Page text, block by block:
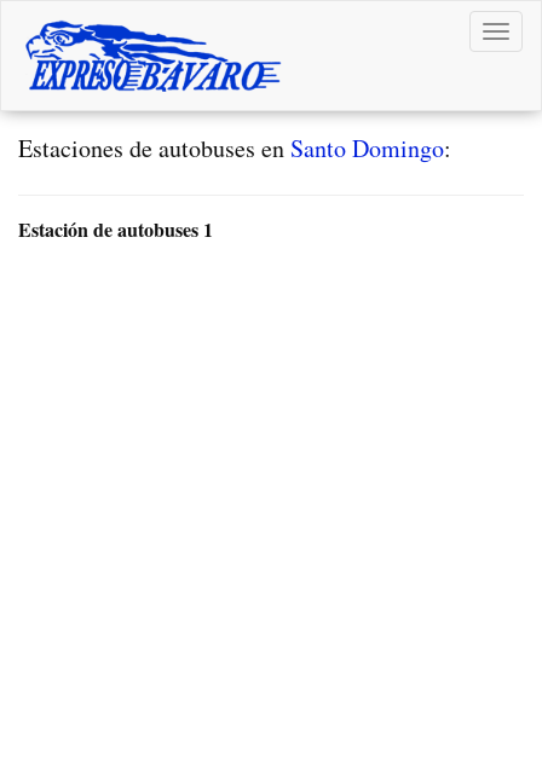
Estaciones de autobuses en Santo Domingo:
Estación de autobuses 1